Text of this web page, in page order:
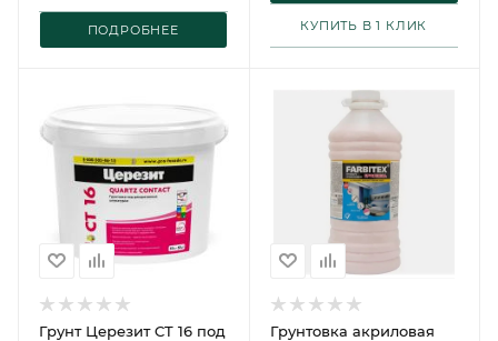
ПОДРОБНЕЕ КУПИТЬ В 1 КЛИК
Грунт Церезит CT 16 под
Грунтовка акриловая